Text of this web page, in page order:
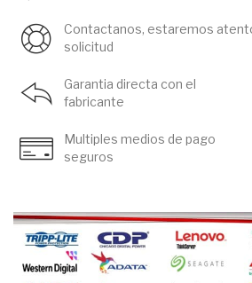
Contactanos, estaremos
solicitud
Garantia directa con el
fabricante
Multiples medios de pago
seguros